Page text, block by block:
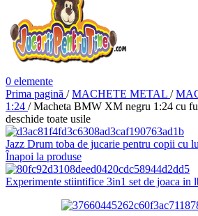
0 elemente
Prima pagină / MACHETE METAL /
1:24 / Macheta BMW XM negru 1:24 cu
deschide toate usile
Jazz Drum toba de jucarie pentru copii cu
Înapoi la produse
Experimente stiintifice 3in1 set de joaca in